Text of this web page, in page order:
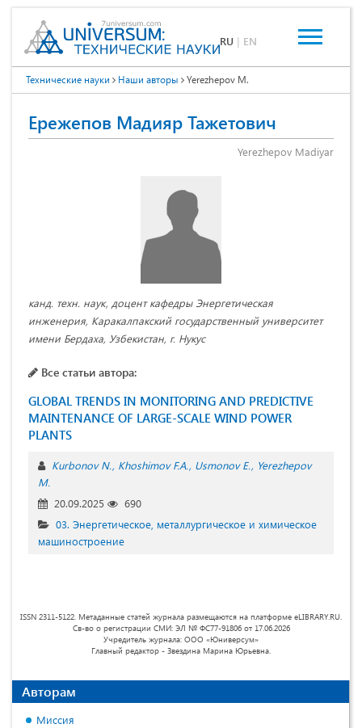
RU | EN
Технические науки Наши авторы Yerezhepov M.
Ережепов Мадияр Тажетович
Yerezhepov Madiyar
канд. техн. наук, доцент кафедры Энергетическая
инженерия, Каракалпакский государственный университет
имени Бердаха, Узбекистан, г. Нукус
Все статьи автора:
GLOBAL TRENDS IN MONITORING AND PREDICTIVE
MAINTENANCE OF LARGE-SCALE WIND POWER
PLANTS
Kurbonov N. Khoshimov F.A. Usmonov E. Yerezhepov
M.
20.09.2025
690
03. Энергетическое, металлургическое и химическое
машиностроение
ISSN 2311-5122. Метаданные статей журнала размещаются на платформе eLIBRARY.RU.
Св-во о регистрации СМИ: ЭЛ № ФС77-91806 от 17.06.2026
Учредитель журнала: ООО «Юниверсум»
Главный редактор - Звездина Марина Юрьевна.
Авторам
Миссия